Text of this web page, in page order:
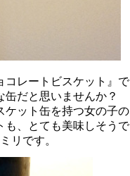
コレートビスケット』で
缶だと思いませんか？
ケット缶を持つ女の子の
も、とても美味しそうで
ミリです。